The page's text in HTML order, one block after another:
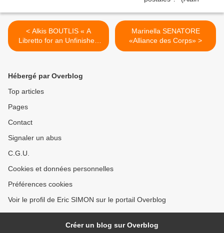
< Alkis BOUTLIS « A
Libretto for an Unfinished
Journey »
Marinella SENATORE
«Alliance des Corps» >
Hébergé par Overblog
Top articles
Pages
Contact
Signaler un abus
C.G.U.
Cookies et données personnelles
Préférences cookies
Voir le profil de Eric SIMON sur le portail Overblog
Créer un blog sur Overblog